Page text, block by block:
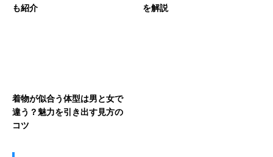
も紹介
を解説
着物が似合う体型は男と女で
違う？魅力を引き出す見方の
コツ